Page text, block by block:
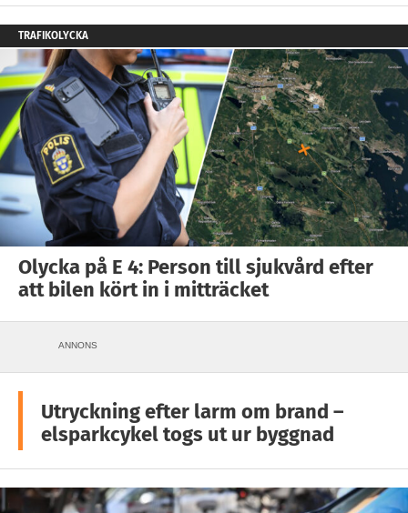
TRAFIKOLYCKA
Olycka på E 4: Person till sjukvård efter
att bilen kört in i mitträcket
ANNONS
Utryckning efter larm om brand –
elsparkcykel togs ut ur byggnad